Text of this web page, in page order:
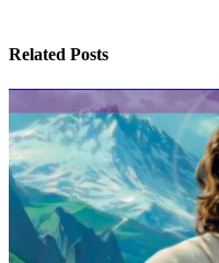
Related Posts